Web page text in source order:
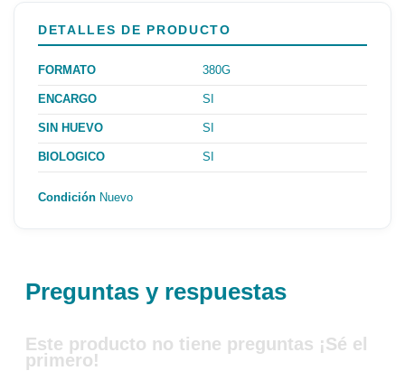
DETALLES DE PRODUCTO
FORMATO 380G
ENCARGO SI
SIN HUEVO SI
BIOLOGICO SI
Condición Nuevo
Preguntas y respuestas
Este producto no tiene preguntas ¡Sé el
primero!